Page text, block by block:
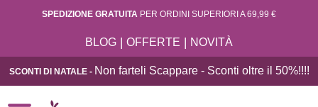
SPEDIZIONE GRATUITA PER ORDINI SUPERIORI A 69,99 €
BLOG | OFFERTE | NOVITÀ
SCONTI DI NATALE - Non farteli Scappare - Sconti oltre il 50%!!!!